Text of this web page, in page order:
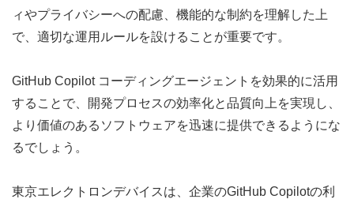
ィやプライバシーへの配慮、機能的な制約を理解した上
で、適切な運用ルールを設けることが重要です。
GitHub Copilot コーディングエージェントを効果的に活用
することで、開発プロセスの効率化と品質向上を実現し、
より価値のあるソフトウェアを迅速に提供できるようにな
るでしょう。
東京エレクトロンデバイスは、企業のGitHub Copilotの利